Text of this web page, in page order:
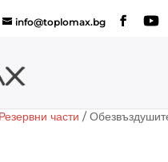
info@toplomax.bg
Резервни части /